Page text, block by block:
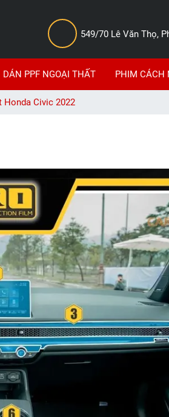
549/70 Lê Văn Thọ,
DÁN PPF NGOẠI THẤT PHIM CÁCH
Honda Civic 2022